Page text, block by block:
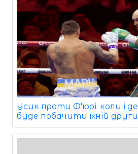
Усик проти Ф'юрі: коли і
буде побачити їхній